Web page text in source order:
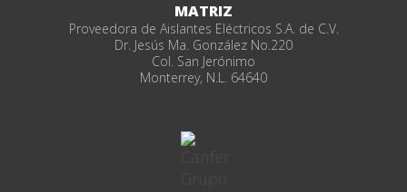
MATRIZ
Proveedora de Aislantes Eléctricos S.A. de C.V.
Dr. Jesús Ma. González No.220
Col. San Jerónimo
Monterrey, N.L. 64640